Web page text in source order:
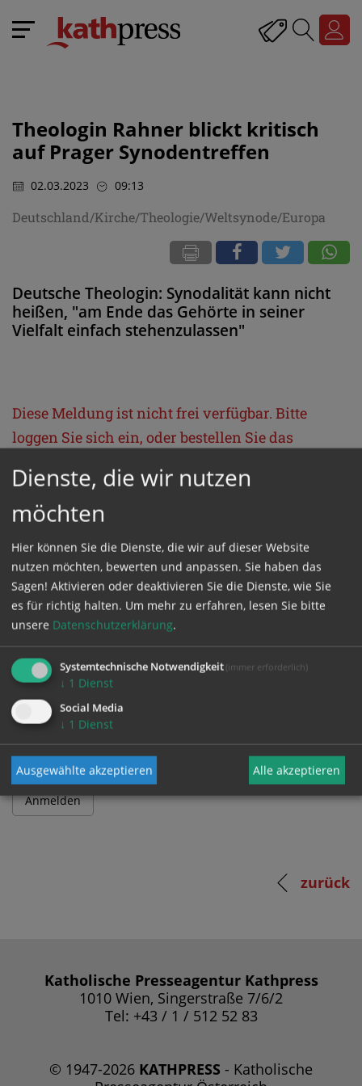
Theologin Rahner blickt kritisch
auf Prager Synodentreffen
02.03.2023 09:13
Deutschland/Kirche/Theologie/Weltsynode/Europa
Deutsche Theologin: Synodalität kann nicht
heißen, "am Ende das Gehörte in seiner
Vielfalt einfach stehenzulassen"
Diese Meldung ist nicht frei verfügbar. Bitte
loggen Sie sich ein, oder bestellen Sie das
GESCHÜTZTER BEREICH
Bitte melden Sie sich mit Ihrem Benutzernamen
und Passwort an.
Benutzername
Passwort
zurück
Katholische Presseagentur Kathpress
1010 Wien, Singerstraße 7/6/2
Tel: +43 / 1 / 512 52 83
© 1947-2026 KATHPRESS - Katholische
Dienste, die wir nutzen
möchten
Hier können Sie die Dienste, die wir auf dieser Website
nutzen möchten, bewerten und anpassen. Sie haben das
Sagen! Aktivieren oder deaktivieren Sie die Dienste, wie Sie
es für richtig halten. Um mehr zu erfahren, lesen Sie bitte
unsere Datenschutzerklärung.
Systemtechnische Notwendigkeit (immer erforderlich)
↓ 1 Dienst
Social Media
↓ 1 Dienst
Ausgewählte akzeptieren Alle akzeptieren